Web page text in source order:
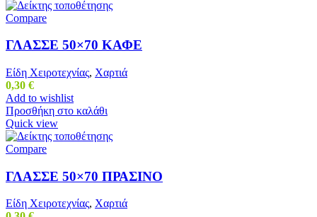
Compare
ΓΛΑΣΣΕ 50×70 ΚΑΦΕ
Είδη Χειροτεχνίας, Χαρτιά
0,30 €
Add to wishlist
Προσθήκη στο καλάθι
Quick view
Compare
ΓΛΑΣΣΕ 50×70 ΠΡΑΣΙΝΟ
Είδη Χειροτεχνίας, Χαρτιά